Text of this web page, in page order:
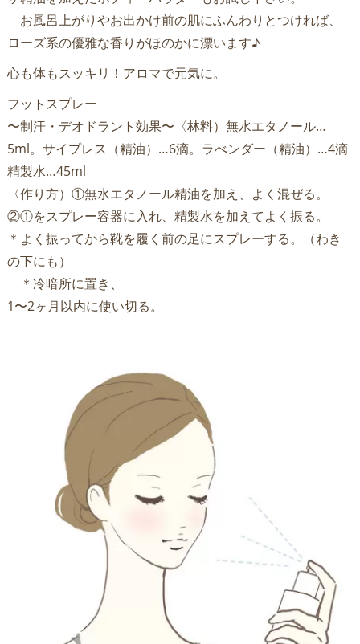
お風呂上がりやお出かけ前の肌にふんわりとつければ、
ローズ系の優雅な香りがほのかに漂います♪
心も体もスッキリ！アロマで元気に。
フットスプレー
〜制汗・デオドラント効果〜〈林料）無水エタノール…
5ml。サイプレス（精油）…6滴。ラべンダー（精油）…4滴
精製水…45ml
〈作り方）①無水エタノール精油を加え、よく混ぜる。
②①をスプレー容器に入れ、精製水を加えてよく振る。
＊よく振ってから靴を履く前の足にスプレーする。（わき
の下にも）
＊冷暗所に置き、
1〜2ヶ月以内に使い切る。